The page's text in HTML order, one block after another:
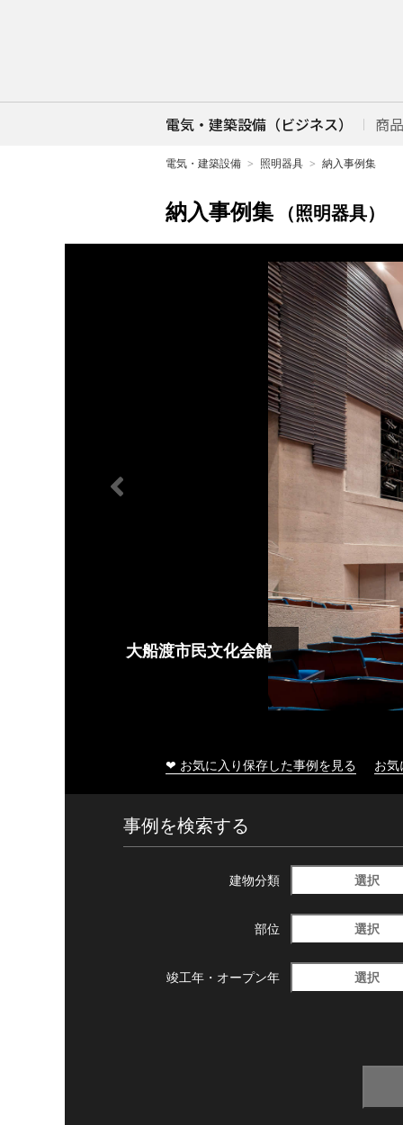
電気・建築設備（ビジネス） 商
電気・建築設備 照明器具 納入事例集
納入事例集 （照明器具）
大船渡市民文化会館
❤ お気に入り保存した事例を見る お
事例を検索する
建物分類 選択
部位 選択
竣工年・ オープン年 選択